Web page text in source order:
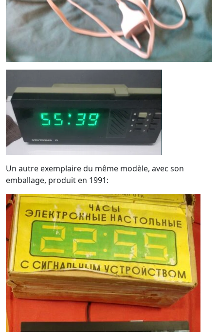
Un autre exemplaire du même modèle, avec son
emballage, produit en 1991: